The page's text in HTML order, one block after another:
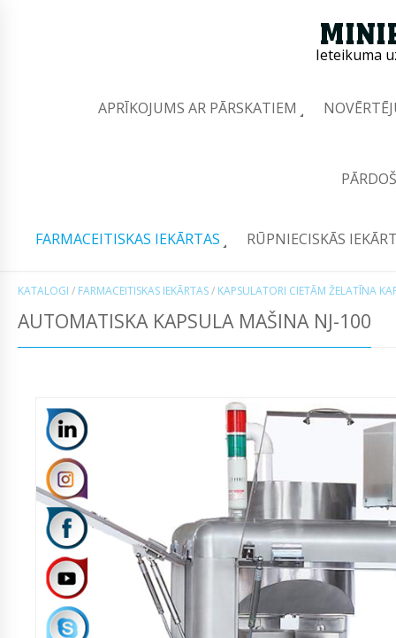
Ieteikuma
APRĪKOJUMS AR PĀRSKATIEM
FARMACEITISKAS IEKĀRTAS RŪPNIECISKĀS
KATALOGI / FARMACEITISKAS IEKĀRTAS/ KAPSULATORI CIETĀM ŽELATĪNA
AUTOMATISKA KAPSULA MAŠINA NJ-100